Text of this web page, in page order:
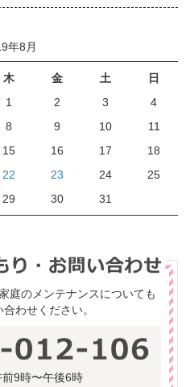
年8月
木 金 土
日
1
2 3
4
8 9 10
11
15 16 17
18
22 23 24
25
29 30 31
庭のメンテナンスについても
わせください。
9時〜午後6時